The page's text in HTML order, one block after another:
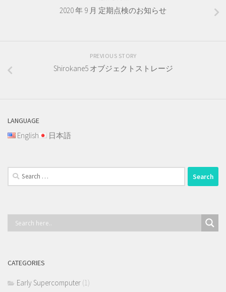
2020 年 9 月 定期点検のお知らせ
PREVIOUS STORY
Shirokane5 オブジェクトストレージ
LANGUAGE
English 日本語
Search
for:
CATEGORIES
Early Supercomputer (1)